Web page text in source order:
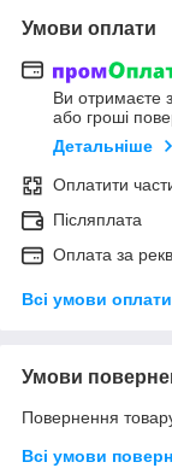
Умови оплати
Ви отримаєте
або гроші
Детальніше
Оплатити
Післяплата
Оплата за
Всі умови оплати
Умови
Повернення
Всі умови